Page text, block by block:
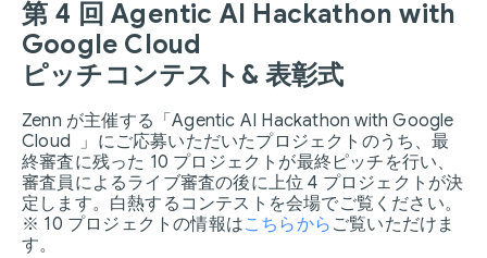
第 4 回 Agentic AI Hackathon with
Google Cloud
ピッチコンテスト& 表彰式
Zenn が主催する「Agentic AI Hackathon with Google
Cloud 」にご応募いただいたプロジェクトのうち、最
終審査に残った 10 プロジェクトが最終ピッチを行い、
審査員によるライブ審査の後に上位 4 プロジェクトが決
定します。白熱するコンテストを会場でご覧ください。
※ 10 プロジェクトの情報はこちらから ご覧いただけま
す。